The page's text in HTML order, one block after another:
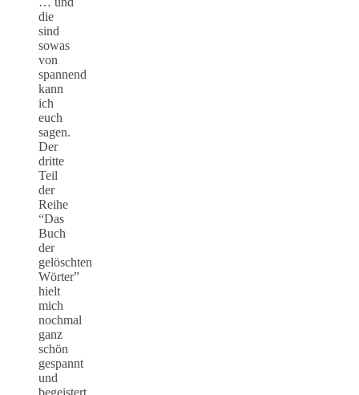
die
sind
sowas
von
spannend
kann
ich
euch
sagen.
Der
dritte
Teil
der
Reihe
“Das
Buch
der
gelöschten
Wörter”
hielt
mich
nochmal
ganz
schön
gespannt
und
begeistert